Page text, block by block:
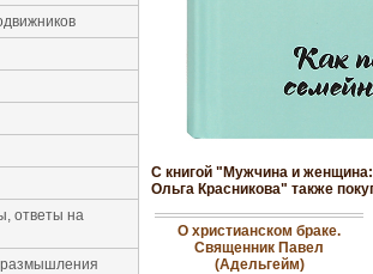
ответы на
размышления
С книгой "Мужчина и
Ольга Красникова" также
О христианском браке.
Священник Павел
(Адельгейм)